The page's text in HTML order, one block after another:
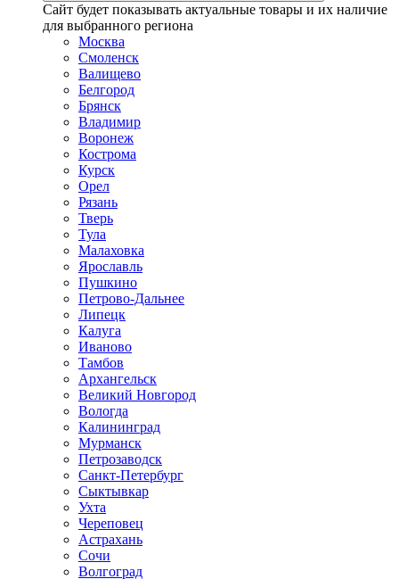
Сайт будет показывать актуальные товары и их наличие
для выбранного региона
Москва
Смоленск
Валищево
Белгород
Брянск
Владимир
Воронеж
Кострома
Курск
Орел
Рязань
Тверь
Тула
Малаховка
Ярославль
Пушкино
Петрово-Дальнее
Липецк
Калуга
Иваново
Тамбов
Архангельск
Великий Новгород
Вологда
Калининград
Мурманск
Петрозаводск
Санкт-Петербург
Сыктывкар
Ухта
Череповец
Астрахань
Сочи
Волгоград